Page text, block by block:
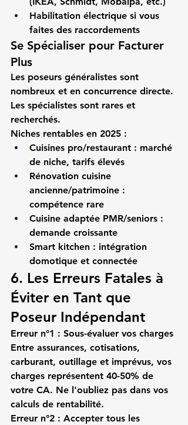
Habilitation électrique si vous
faites des raccordements
Se Spécialiser pour Facturer
Plus
Les poseurs généralistes sont
nombreux et en concurrence directe.
Les spécialistes sont rares et
recherchés.
Niches rentables en 2025 :
Cuisines pro/restaurant : marché
de niche, tarifs élevés
Rénovation cuisine
ancienne/patrimoine :
compétence rare
Cuisine adaptée PMR/seniors :
demande croissante
Smart kitchen : intégration
domotique et connectée
6. Les Erreurs Fatales à
Éviter en Tant que
Poseur Indépendant
Erreur n°1 : Sous-évaluer vos charges
Entre assurances, cotisations,
carburant, outillage et imprévus, vos
charges représentent 40-50% de
votre CA. Ne l'oubliez pas dans vos
calculs de rentabilité.
Erreur n°2 : Accepter tous les